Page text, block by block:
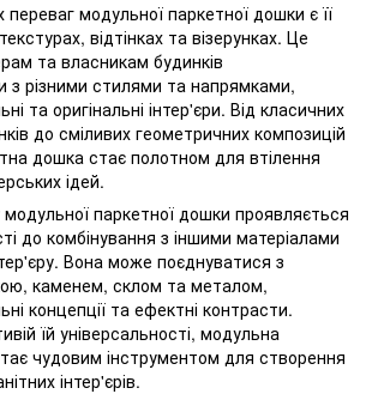
модульної паркетної дошки є її
відтінках та візерунках. Це
та власникам будинків
з різними стилями та напрямками,
та оригінальні інтер'єри. Від класичних
до сміливих геометричних композицій
дошка стає полотном для втілення
ідей.
модульної паркетної дошки проявляється
до комбінування з іншими матеріалами
Вона може поєднуватися з
каменем, склом та металом,
концепції та ефектні контрасти.
їй універсальності, модульна
чудовим інструментом для створення
інтер'єрів.